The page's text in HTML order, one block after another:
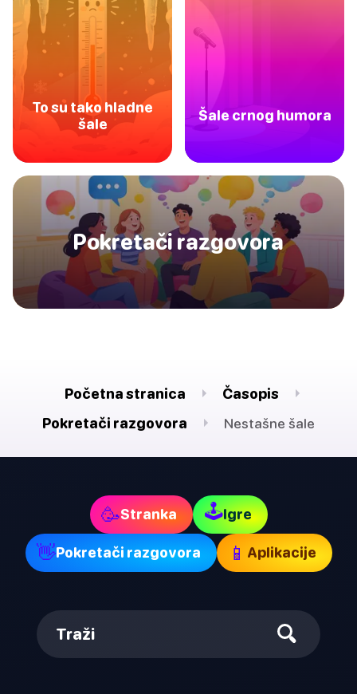
To su tako hladne
šale
Šale crnog humora
Pokretači razgovora
Početna stranica
Časopis
Pokretači razgovora
Nestašne šale
🥳Stranka 🕹Igre
👋Pokretači razgovora 📱 Aplikacije
Traži